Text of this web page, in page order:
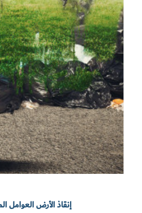
إنقاذ الأرض العوامل